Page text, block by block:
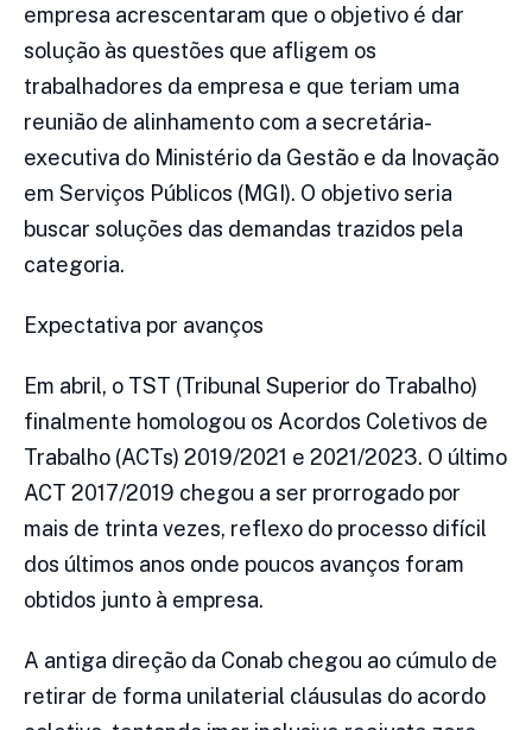
empresa acrescentaram que o objetivo é dar
solução às questões que afligem os
trabalhadores da empresa e que teriam uma
reunião de alinhamento com a secretária-
executiva do Ministério da Gestão e da Inovação
em Serviços Públicos (MGI). O objetivo seria
buscar soluções das demandas trazidos pela
categoria.
Expectativa por avanços
Em abril, o TST (Tribunal Superior do Trabalho)
finalmente homologou os Acordos Coletivos de
Trabalho (ACTs) 2019/2021 e 2021/2023. O último
ACT 2017/2019 chegou a ser prorrogado por
mais de trinta vezes, reflexo do processo difícil
dos últimos anos onde poucos avanços foram
obtidos junto à empresa.
A antiga direção da Conab chegou ao cúmulo de
retirar de forma unilaterial cláusulas do acordo